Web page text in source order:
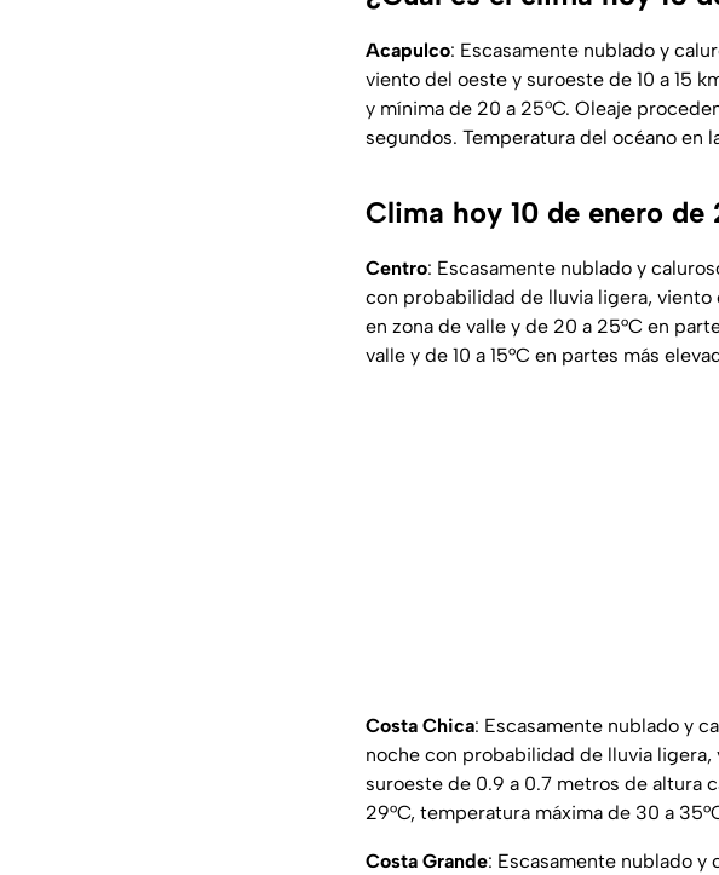
Acapulco: Escasamente nublado y
viento del oeste y suroeste de 10 a 15
y mínima de 20 a 25°C. Oleaje
segundos. Temperatura del océano en
Clima hoy 10 de enero
Centro: Escasamente nublado y
con probabilidad de lluvia ligera, viento
en zona de valle y de 20 a 25°C en
valle y de 10 a 15°C en partes más
Costa Chica: Escasamente nublado y
noche con probabilidad de lluvia
suroeste de 0.9 a 0.7 metros de altura
29°C, temperatura máxima de 30 a
Costa Grande: Escasamente nublado